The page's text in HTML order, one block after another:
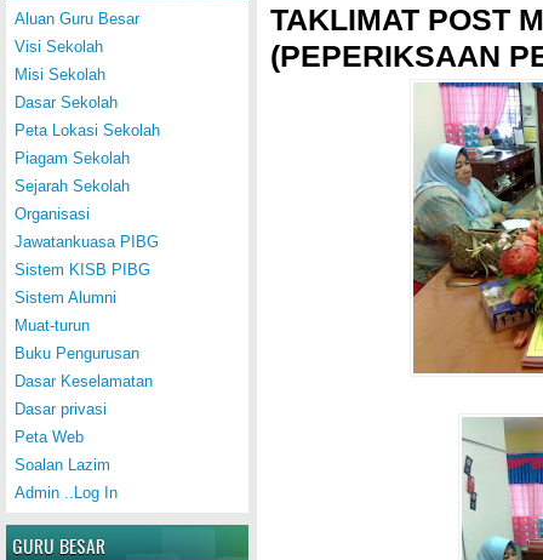
TAKLIMAT POST
(PEPERIKSAAN
Aluan Guru Besar
Visi Sekolah
Misi Sekolah
Dasar Sekolah
Peta Lokasi Sekolah
Piagam Sekolah
Sejarah Sekolah
Organisasi
Jawatankuasa PIBG
Sistem KISB PIBG
Sistem Alumni
Muat-turun
Buku Pengurusan
Dasar Keselamatan
Dasar privasi
Peta Web
Soalan Lazim
Admin ..Log In
GURU BESAR